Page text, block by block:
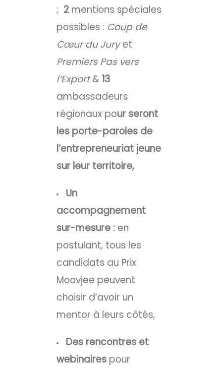
; 2mentions spéciales
possibles : Coup de
Cœur du Juryet
Premiers Pas vers
l’Export& 13
ambassadeurs
régionaux pour seront
les porte-paroles de
l’entrepreneuriat jeune
sur leur territoire,
Un
accompagnement
sur-mesure : en
postulant, tous les
candidats au Prix
Moovjee peuvent
choisir d’avoir un
mentor à leurs côtés,
Des rencontres et
webinaires pour